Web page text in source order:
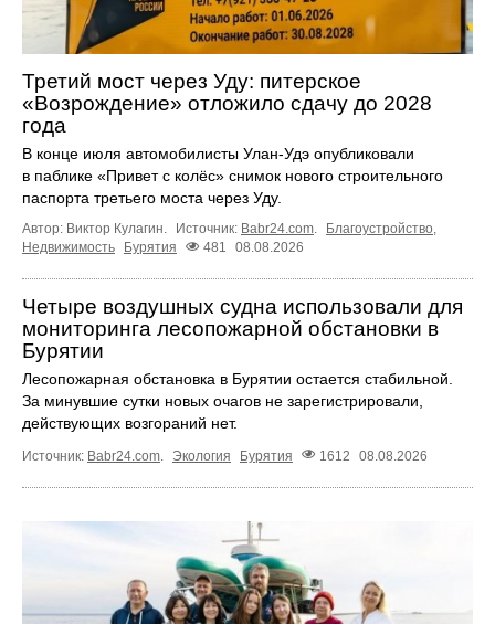
Третий мост через Уду: питерское
«Возрождение» отложило сдачу до 2028
года
В конце июля автомобилисты Улан-Удэ опубликовали
в паблике «Привет с колёс» снимок нового строительного
паспорта третьего моста через Уду.
Автор: Виктор Кулагин. Источник: Babr24.com. Благоустройство,
Недвижимость
Бурятия 481 08.08.2026
Четыре воздушных судна использовали для
мониторинга лесопожарной обстановки в
Бурятии
Лесопожарная обстановка в Бурятии остается стабильной.
За минувшие сутки новых очагов не зарегистрировали,
действующих возгораний нет.
Источник: Babr24.com Экология Бурятия 1612 08.08.2026